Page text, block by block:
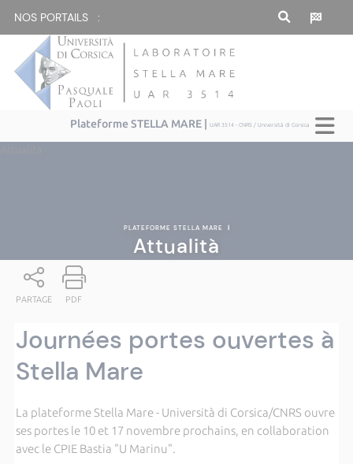
NOS PORTAILS :
Plateforme STELLA MARE |UAR 3514 - CNRS / Università di Corsica
PLATEFORME STELLA MARE |
Attualità
PARTAGE PDF
Journées portes ouvertes à
Stella Mare
La plateforme Stella Mare - Università di Corsica/CNRS ouvre
ses portes le 10 et 17 novembre prochains, en collaboration
avec le CPIE Bastia "U Marinu".